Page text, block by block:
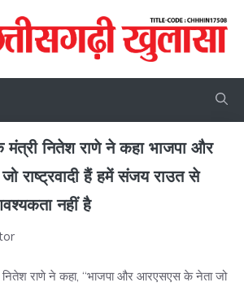
मंत्री नितेश राणे ने कहा भाजपा और
राष्ट्रवादी हैं हमें संजय राउत से
नहीं है
नितेश राणे ने कहा, “भाजपा और आरएसएस के नेता जो